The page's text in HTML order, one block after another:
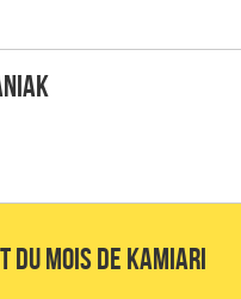
mois de Kamiari